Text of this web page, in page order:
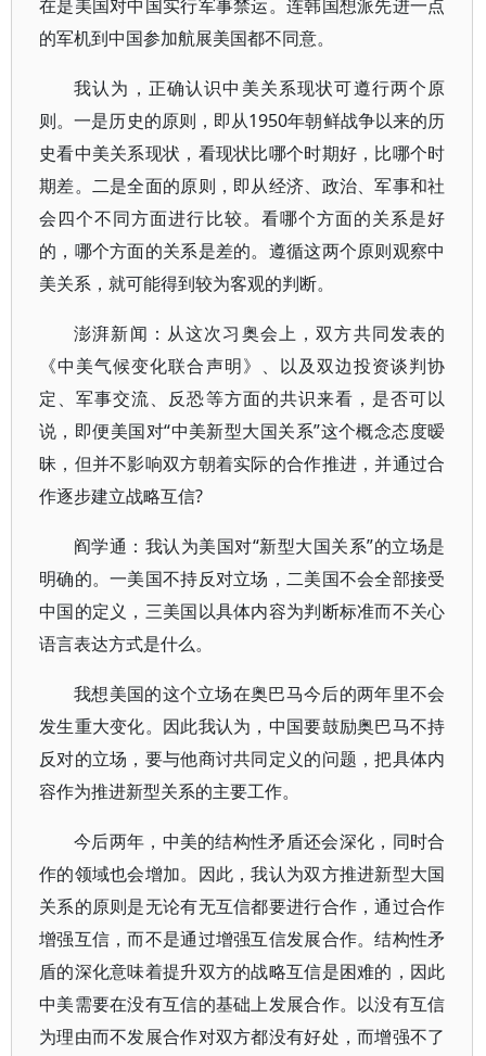
在是美国对中国实行军事禁运。连韩国想派先进一点
的军机到中国参加航展美国都不同意。
我认为，正确认识中美关系现状可遵行两个原
则。一是历史的原则，即从1950年朝鲜战争以来的历
史看中美关系现状，看现状比哪个时期好，比哪个时
期差。二是全面的原则，即从经济、政治、军事和社
会四个不同方面进行比较。看哪个方面的关系是好
的，哪个方面的关系是差的。遵循这两个原则观察中
美关系，就可能得到较为客观的判断。
澎湃新闻：从这次习奥会上，双方共同发表的
《中美气候变化联合声明》、以及双边投资谈判协
定、军事交流、反恐等方面的共识来看，是否可以
说，即便美国对“中美新型大国关系”这个概念态度暧
昧，但并不影响双方朝着实际的合作推进，并通过合
作逐步建立战略互信?
阎学通：我认为美国对“新型大国关系”的立场是
明确的。一美国不持反对立场，二美国不会全部接受
中国的定义，三美国以具体内容为判断标准而不关心
语言表达方式是什么。
我想美国的这个立场在奥巴马今后的两年里不会
发生重大变化。因此我认为，中国要鼓励奥巴马不持
反对的立场，要与他商讨共同定义的问题，把具体内
容作为推进新型关系的主要工作。
今后两年，中美的结构性矛盾还会深化，同时合
作的领域也会增加。因此，我认为双方推进新型大国
关系的原则是无论有无互信都要进行合作，通过合作
增强互信，而不是通过增强互信发展合作。结构性矛
盾的深化意味着提升双方的战略互信是困难的，因此
中美需要在没有互信的基础上发展合作。以没有互信
为理由而不发展合作对双方都没有好处，而增强不了